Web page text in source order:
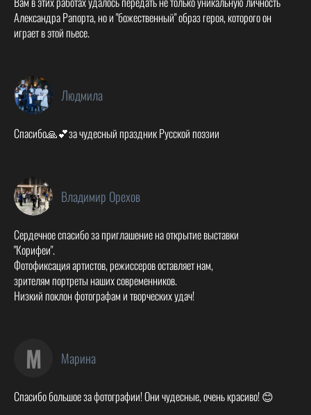
Александра Рапорта, но и "божественный" образ героя, которого он
играет в этой пьесе.
Людмила
Спасибо🙏💕за чудесный праздник Русской поэзии
Владимир Орехов
Сердечное спасибо за приглашение на открытие выставки
"Корифеи".
Фотофиксация артистов, режиссеров оставляет нам,
зрителям портреты наших современников.
Низкий поклон фотографам и творческих удач!
М Марина
Спасибо большое за фотографии! Они чудесные, очень красиво! 😊